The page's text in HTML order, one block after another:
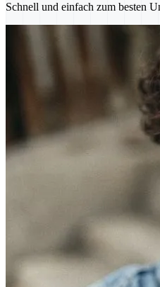
Schnell und einfach zum besten